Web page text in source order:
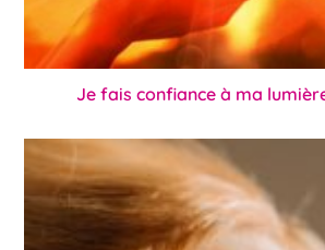
Je fais confiance à ma